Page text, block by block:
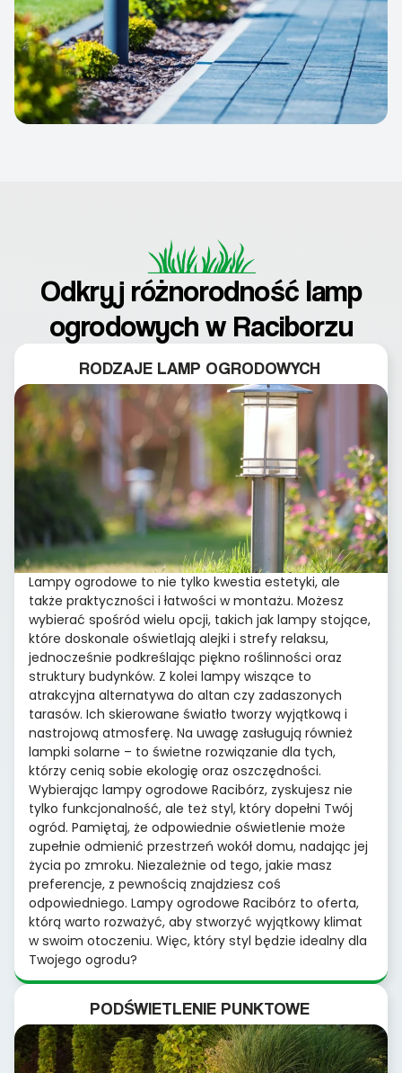
Odkryj różnorodność lamp
ogrodowych w Raciborzu
RODZAJE LAMP OGRODOWYCH
Lampy ogrodowe to nie tylko kwestia estetyki, ale
także praktyczności i łatwości w montażu. Możesz
wybierać spośród wielu opcji, takich jak lampy stojące,
które doskonale oświetlają alejki i strefy relaksu,
jednocześnie podkreślając piękno roślinności oraz
struktury budynków. Z kolei lampy wiszące to
atrakcyjna alternatywa do altan czy zadaszonych
tarasów. Ich skierowane światło tworzy wyjątkową i
nastrojową atmosferę. Na uwagę zasługują również
lampki solarne – to świetne rozwiązanie dla tych,
którzy cenią sobie ekologię oraz oszczędności.
Wybierając lampy ogrodowe Racibórz, zyskujesz nie
tylko funkcjonalność, ale też styl, który dopełni Twój
ogród. Pamiętaj, że odpowiednie oświetlenie może
zupełnie odmienić przestrzeń wokół domu, nadając jej
życia po zmroku. Niezależnie od tego, jakie masz
preferencje, z pewnością znajdziesz coś
odpowiedniego. Lampy ogrodowe Racibórz to oferta,
którą warto rozważyć, aby stworzyć wyjątkowy klimat
w swoim otoczeniu. Więc, który styl będzie idealny dla
Twojego ogrodu?
PODŚWIETLENIE PUNKTOWE